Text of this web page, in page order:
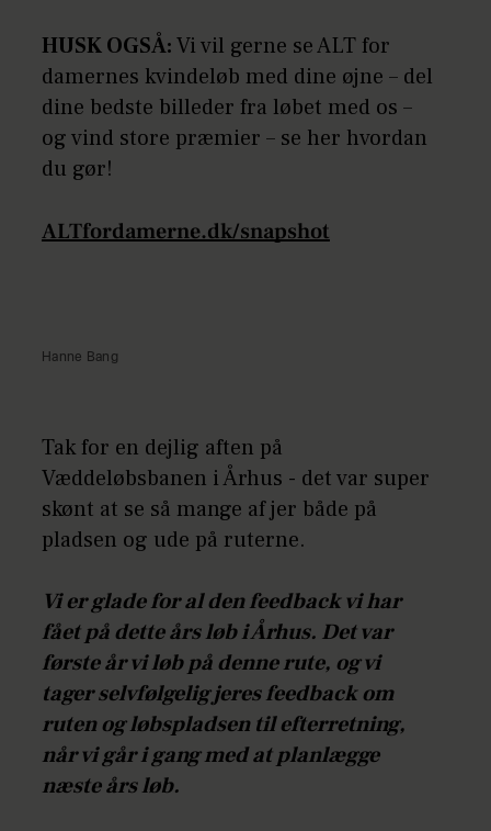
HUSK OGSÅ:Vi vil gerne se ALT for
damernes kvindeløb med dine øjne – del
dine bedste billeder fra løbet med os –
og vind store præmier – se her hvordan
du gør!
ALTfordamerne.dk/snapshot
Hanne Bang
Tak for en dejlig aften på
Væddeløbsbanen i Århus - det var super
skønt at se så mange af jer både på
pladsen og ude på ruterne.
Vi er glade for al den feedback vi har
fået på dette års løb i Århus. Det var
første år vi løb på denne rute, og vi
tager selvfølgelig jeres feedback om
ruten og løbspladsen til efterretning,
når vi går i gang med at planlægge
næste års løb.